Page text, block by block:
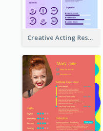
Creative Acting Resume